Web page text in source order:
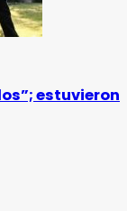
estuvieron